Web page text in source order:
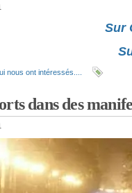
Sur
nous ont intéressés....
dans des